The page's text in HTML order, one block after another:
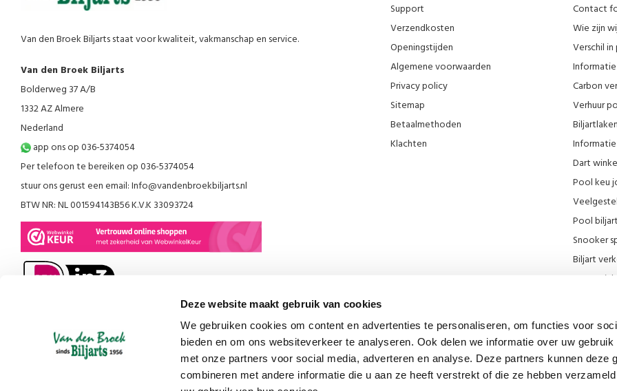
Deze website maakt gebruik van cookies
We gebruiken cookies om content en advertenties te personaliseren, om functies voor
bieden en om ons websiteverkeer te analyseren. Ook delen we informatie over uw
met onze partners voor social media, adverteren en analyse. Deze partners kunnen deze
combineren met andere informatie die u aan ze heeft verstrekt of die ze hebben
Van den Broek Biljarts staat voor kwaliteit, vakmanschap en service.
Van den Broek Biljarts
Bolderweg 37 A/B
1332 AZ Almere
Nederland
app ons op 036-5374054
Per telefoon te bereiken op 036-5374054
stuur ons gerust een email:Info@vandenbroekbiljarts.nl
BTW NR: NL 001594143B56 K.V.K 33093724
Support
Verzendkosten
Openingstijden
Algemene voorwaarden
Privacy policy
Sitemap
Betaalmethoden
Klachten
Contact
Wie zijn
Verschil
Carbon
Verhuur
Dart
Pool keu
Pool
Snooker
Biljart
Onze
Blog
Biljart
Diverse